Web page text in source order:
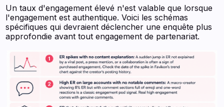
Un taux d'engagement élevé n'est valable que lorsque
l'engagement est authentique. Voici les schémas
spécifiques qui devraient déclencher une enquête plus
approfondie avant tout engagement de partenariat.